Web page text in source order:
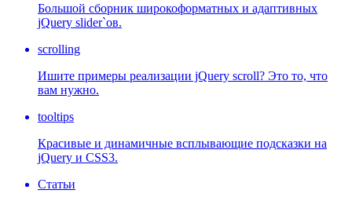
Большой сборник широкоформатных и адаптивных
jQuery slider`ов.
scrolling
Ишите примеры реализации jQuery scroll? Это то, что
вам нужно.
tooltips
Красивые и динамичные всплывающие подсказки на
jQuery и CSS3.
Статьи